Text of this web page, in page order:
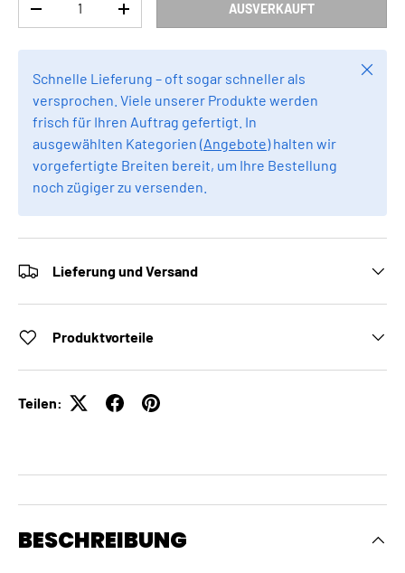
MENGE VERRINGERNMENGE ERHÖHEN AUSVERKAUFT
Schnelle Lieferung – oft sogar schneller als
versprochen. Viele unserer Produkte werden
frisch für Ihren Auftrag gefertigt. In
ausgewählten Kategorien (Angebote) halten wir
vorgefertigte Breiten bereit, um Ihre Bestellung
noch zügiger zu versenden.
Lieferung und Versand
Produktvorteile
Teilen:
BESCHREIBUNG